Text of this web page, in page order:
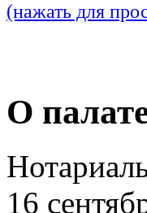
(нажать для
О
16